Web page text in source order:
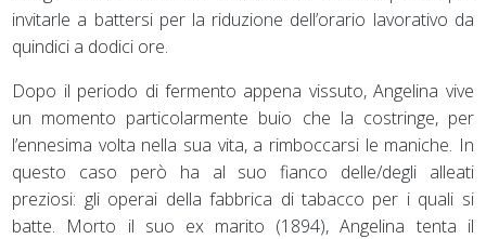
invitarle a battersi per la riduzione dell’orario lavorativo da
quindici a dodici ore.
Dopo il periodo di fermento appena vissuto, Angelina vive
un momento particolarmente buio che la costringe, per
l’ennesima volta nella sua vita, a rimboccarsi le maniche. In
questo caso però ha al suo fianco delle/degli alleati
preziosi: gli operai della fabbrica di tabacco per i quali si
batte. Morto il suo ex marito (1894), Angelina tenta il